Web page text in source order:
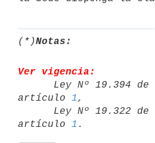
(*)Notas:
Ver vigencia:
artículo 1 ,
artículo 1